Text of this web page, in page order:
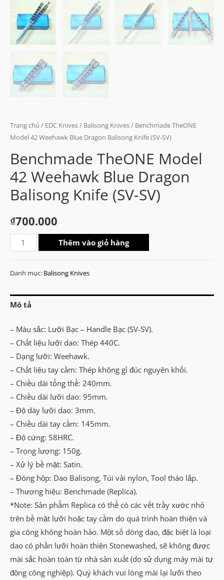
Trang chủ / EDC Knives/ Balisong Knives/ Benchmade TheONE
Model 42 Weehawk Blue Dragon Balisong Knife (SV-SV)
Benchmade TheONE Model
42 Weehawk Blue Dragon
Balisong Knife (SV-SV)
₫700.000
Benchmade
TheONE
Weehawk
Blue
Balisong
Knife
(SV-
SV)
số
lượng
Thêm vào giỏ hàng
Danh mục: Balisong Knives
Mô tả
– Màu sắc: Lưỡi Bạc – Handle Bạc (SV-SV).
– Chất liệu lưỡi dao: Thép 440C.
– Dạng lưỡi: Weehawk.
– Chất liệu tay cầm: Thép không gỉ đúc nguyên khối.
– Chiều dài tổng thể: 240mm.
– Chiều dài lưỡi dao: 95mm.
– Độ dày lưỡi dao: 3mm.
– Chiều dài tay cầm: 145mm.
– Độ cứng: 58HRC.
– Trọng lượng: 150g.
– Xử lý bề mặt: Satin.
– Đóng hộp: Dao Balisong, Túi vải nylon, Tool tháo lắp.
– Thương hiệu: Benchmade (Replica).
*Note: Sản phẩm Replica có thể có các vết trầy xước nhỏ
trên bề mặt lưỡi hoặc tay cầm do quá trình hoàn thiện và
gia công không hoàn hảo. Một số dòng dao, đặc biệt là loại
dao có phần lưỡi hoàn thiện Stonewashed, sẽ không được
mài sắc hoàn toàn từ nhà sản xuất (do sử dụng máy mài tự
động công nghiệp). Quý khách vui lòng mài lại lưỡi theo